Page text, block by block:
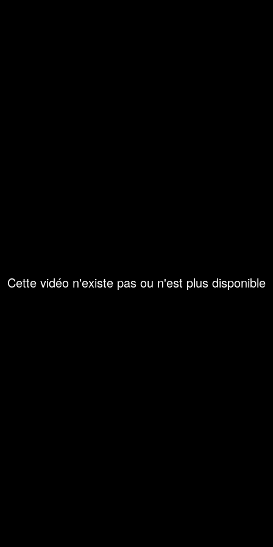
Cette vidéo n'existe pas ou n'est plus disponible